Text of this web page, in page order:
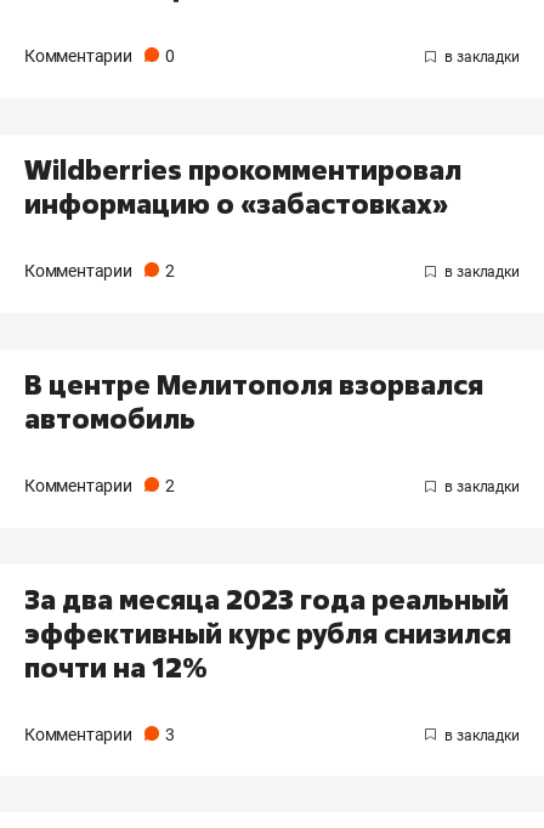
Комментарии 0
Wildberries прокомментировал
информацию о «забастовках»
Комментарии 2
В центре Мелитополя взорвался
автомобиль
Комментарии 2
За два месяца 2023 года реальный
эффективный курс рубля снизился
почти на 12%
Комментарии 3